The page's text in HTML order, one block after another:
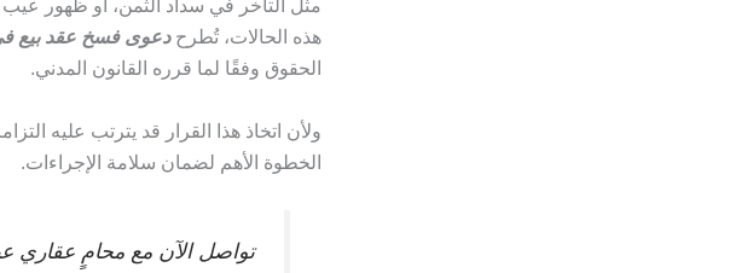
مثل التأخر في سداد الثمن، أو ظهور
هذه الحالات، تُطرحدعوى فسخ عقد بيع
الحقوق وفقًا لما قرره القانون المدني.
ولأن اتخاذ هذا القرار قد يترتب عليه
الخطوة الأهم لضمان سلامة الإجراءات.
تواصل الآن مع محامٍ عقاري